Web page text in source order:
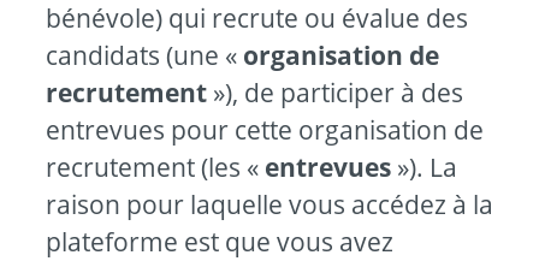
bénévole) qui recrute ou évalue des
candidats (une « organisation de
recrutement »), de participer à des
entrevues pour cette organisation de
recrutement (les « entrevues »). La
raison pour laquelle vous accédez à la
plateforme est que vous avez